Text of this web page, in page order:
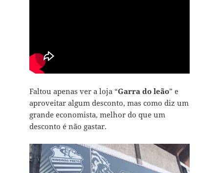
Faltou apenas ver a loja “Garra do leão” e
aproveitar algum desconto, mas como diz um
grande economista, melhor do que um
desconto é não gastar.